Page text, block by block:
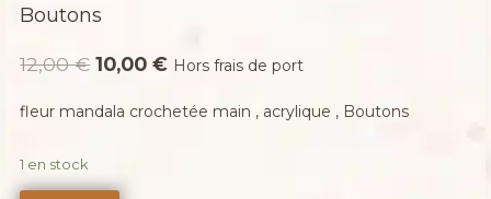
Boutons
12,00€ Le
initial
12,00 €.
10,00€Le
actuel
Hors frais de port
fleur mandala crochetée main , acrylique , Boutons
1 en stock